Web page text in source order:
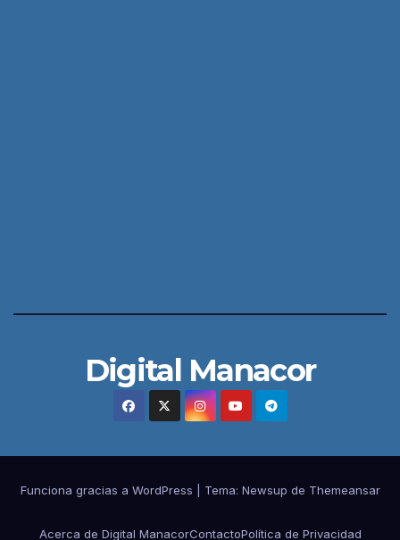
Digital Manacor
Funciona gracias a WordPress Tema: Newsup de Themeansar
Acerca de Digital ManacorContactoPolítica de Privacidad